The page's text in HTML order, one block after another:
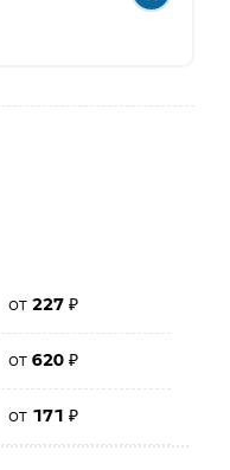
от227₽
от620₽
от 171₽